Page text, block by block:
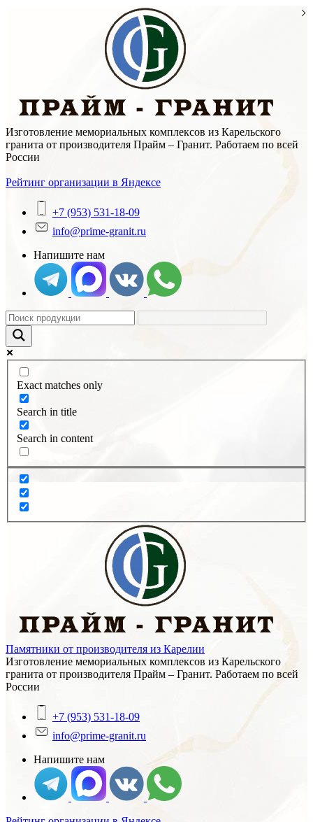
Изготовление мемориальных комплексов из Карельского
гранита от производителя Прайм – Гранит. Работаем по всей
России
Рейтинг организации в Яндексе
+7 (953) 531-18-09
info@prime-granit.ru
Напишите нам
Exact matches only
Search in title
Search in content
Памятники от производителя из Карелии
Изготовление мемориальных комплексов из Карельского
гранита от производителя Прайм – Гранит. Работаем по всей
России
+7 (953) 531-18-09
info@prime-granit.ru
Напишите нам